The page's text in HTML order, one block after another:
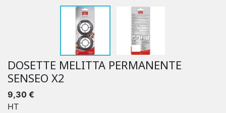
DOSETTE MELITTA PERMANENTE
SENSEO X2
9,30 €
HT